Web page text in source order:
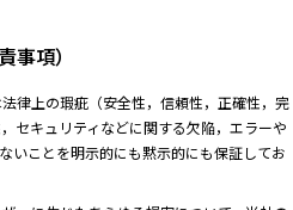
事項）
律上の瑕疵（安全性，信頼性，正確性，完
セキュリティなどに関する欠陥，エラーや
いことを明示的にも黙示的にも保証してお